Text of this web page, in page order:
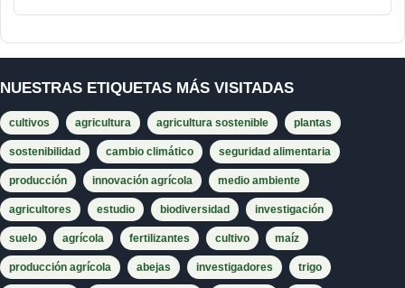
NUESTRAS ETIQUETAS MÁS VISITADAS
cultivos agricultura agricultura sostenible plantas
sostenibilidad cambio climático seguridad alimentaria
producción innovación agrícola medio ambiente
agricultores estudio biodiversidad investigación
suelo agrícola fertilizantes cultivo maíz
producción agrícola abejas investigadores trigo